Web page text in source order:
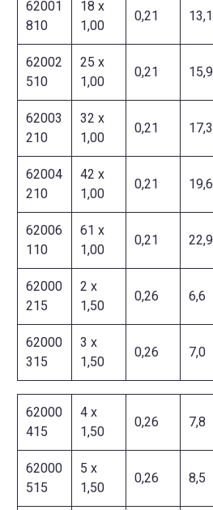
62001
810
18 x
1,00
0,21 13,1
62002
510
25 x
1,00
0,21 15,9
62003
210
32 x
1,00
0,21 17,3
62004
210
42 x
1,00
0,21 19,6
62006
110
61 x
1,00
0,21 22,9
62000
215
2 x
1,50
0,26 6,6
62000
315
3 x
1,50
0,26 7,0
62000
415
4 x
1,50
0,26 7,8
62000
515
5 x
1,50
0,26 8,5